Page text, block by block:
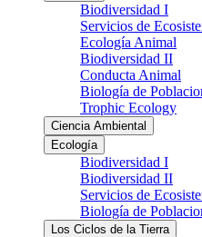
Biodiversidad I
Servicios de
Ecología Animal
Biodiversidad II
Conducta Animal
Biología de
Trophic Ecology
Ciencia Ambiental
Ecología
Biodiversidad I
Biodiversidad II
Servicios de
Biología de
Los Ciclos de la Tierra